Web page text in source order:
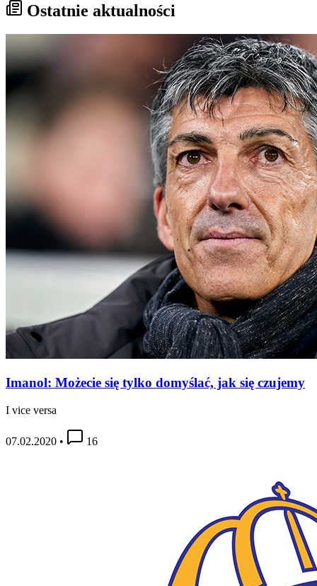
Ostatnie aktualności
Imanol: Możecie się tylko domyślać, jak się czujemy
I vice versa
07.02.2020 • 16